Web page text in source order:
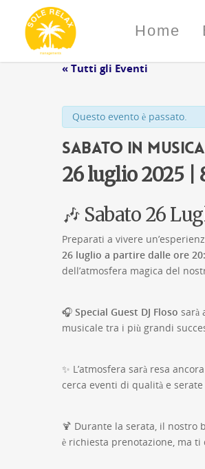
Home
« Tutti gli Eventi
Questo evento è passato.
Sabato in
26 luglio 2025 |
🎶 Sabato 26
Preparati a vivere
26 luglio a partire dalle ore
dell’atmosfera magica del
🎧 Special Guest DJ Floso sarà
musicale tra i più grandi
✨ L’atmosfera sarà resa
cerca eventi di qualità e
🍹 Durante la serata, il nostro
è richiesta prenotazione, ma